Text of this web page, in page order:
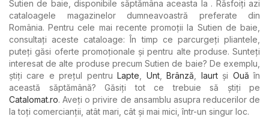
Sutien de baie, disponibile săptămâna aceasta la . Răsfoiți azi
cataloagele magazinelor dumneavoastră preferate din
România. Pentru cele mai recente promoții la Sutien de baie,
consultați aceste cataloage: În timp ce parcurgeți pliantele,
puteți găsi oferte promoționale și pentru alte produse. Sunteți
interesat de alte produse precum Sutien de baie? De exemplu,
știți care e prețul pentruLapte Unt,Brânză Iaurtşi Ouă în
această săptămână? Găsiți tot ce trebuie să știți pe
Catalomat.ro. Aveți o privire de ansamblu asupra reducerilor de
la toți comercianții, atât mari, cât și mai mici, într-un singur loc.